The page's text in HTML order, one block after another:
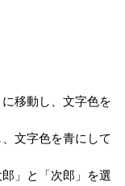
移動し、文字色を
文字色を青にして
」と「次郎」を選